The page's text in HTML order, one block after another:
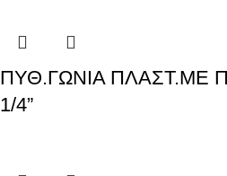
ΠΥΘ.ΓΩΝΙΑ ΠΛΑΣΤ.ΜΕ
1/4”